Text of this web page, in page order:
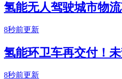
氢能无人驾驶城市物
8秒前更新
氢能环卫车再交付！
8秒前更新